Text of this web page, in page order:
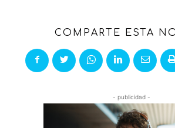
COMPARTE ESTA
- publicidad -